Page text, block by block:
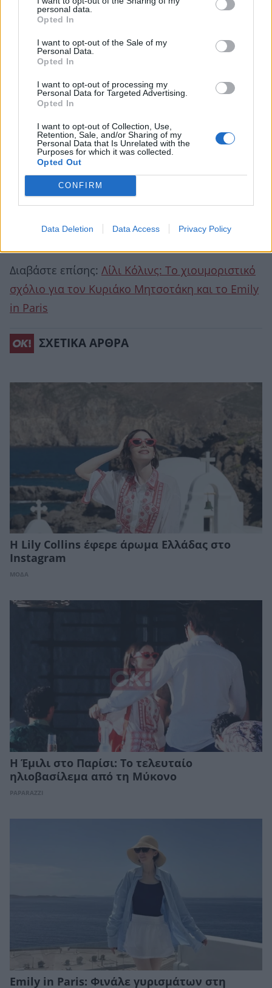
personal data.
Opted In
I want to opt-out of the Sale of my
Personal Data.
Opted In
I want to opt-out of processing my
Personal Data for Targeted Advertising.
Opted In
I want to opt-out of Collection, Use,
Retention, Sale, and/or Sharing of my
Personal Data that Is Unrelated with the
Purposes for which it was collected.
Opted Out
CONFIRM
Data Deletion Data Access Privacy Policy
Διαβάστε επίσης: Λίλι Κόλινς: Το χιουμοριστικό
σχόλιο για τον Κυριάκο Μητσοτάκη και το Emily
in Paris
ΣΧΕΤΙΚΑ ΑΡΘΡΑ
Η Lily Collins έφερε άρωμα Ελλάδας στο
Instagram
ΜΟΔΑ
Η Έμιλι στο Παρίσι: Το τελευταίο
ηλιοβασίλεμα από τη Μύκονο
PAPARAZZI
Emily in Paris: Φινάλε γυρισμάτων στη